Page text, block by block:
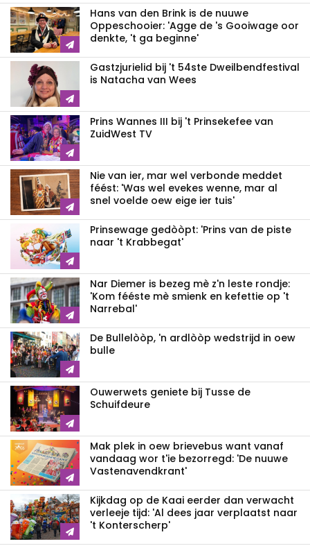
Hans van den Brink is de nuuwe
Oppeschooier: 'Agge de 's Gooiwage oor
denkte, 't ga beginne'
Gastzjurielid bij 't 54ste Dweilbendfestival
is Natacha van Wees
Prins Wannes III bij 't Prinsekefee van
ZuidWest TV
Nie van ier, mar wel verbonde meddet
féést: 'Was wel evekes wenne, mar al
snel voelde oew eige ier tuis'
Prinsewage gedòòpt: 'Prins van de piste
naar 't Krabbegat'
Nar Diemer is bezeg mè z'n leste rondje:
'Kom fééste mè smienk en kefettie op 't
Narrebal'
De Bullelòòp, 'n ardlòòp wedstrijd in oew
bulle
Ouwerwets geniete bij Tusse de
Schuifdeure
Mak plek in oew brievebus want vanaf
vandaag wor t'ie bezorregd: 'De nuuwe
Vastenavendkrant'
Kijkdag op de Kaai eerder dan verwacht
verleeje tijd: 'Al dees jaar verplaatst naar
't Konterscherp'